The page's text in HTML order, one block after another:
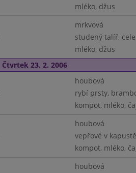
mléko, džus
mrkvová
studený talíř,
mléko, džus
Čtvrtek 23. 2. 2006
houbová
rybí prsty,
kompot, mléko,
houbová
vepřové v
kompot, mléko,
houbová